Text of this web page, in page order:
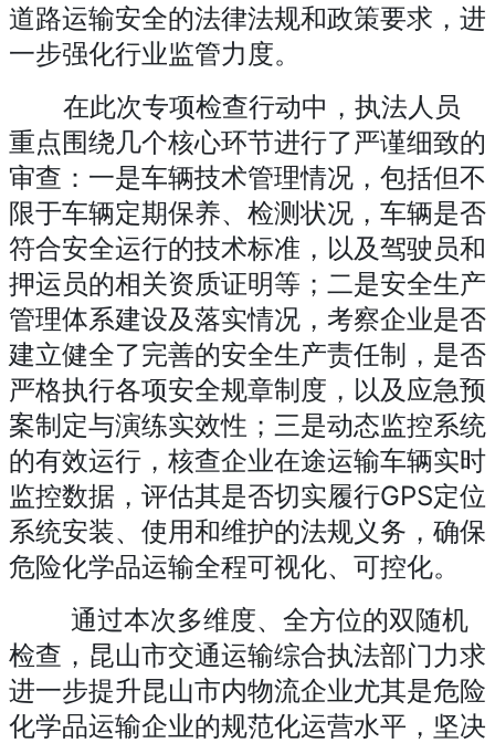
道路运输安全的法律法规和政策要求，进
一步强化行业监管力度。
在此次专项检查行动中，执法人员
重点围绕几个核心环节进行了严谨细致的
审查：一是车辆技术管理情况，包括但不
限于车辆定期保养、检测状况，车辆是否
符合安全运行的技术标准，以及驾驶员和
押运员的相关资质证明等；二是安全生产
管理体系建设及落实情况，考察企业是否
建立健全了完善的安全生产责任制，是否
严格执行各项安全规章制度，以及应急预
案制定与演练实效性；三是动态监控系统
的有效运行，核查企业在途运输车辆实时
监控数据，评估其是否切实履行GPS定位
系统安装、使用和维护的法规义务，确保
危险化学品运输全程可视化、可控化。
通过本次多维度、全方位的双随机
检查，昆山市交通运输综合执法部门力求
进一步提升昆山市内物流企业尤其是危险
化学品运输企业的规范化运营水平，坚决